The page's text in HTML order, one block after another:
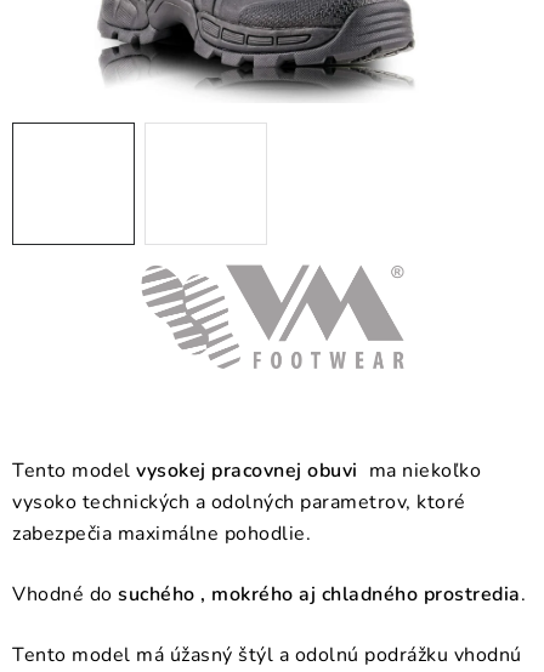
KONTAKT
Často kladené otázky
INFORMÁCIE PRE ZÁKAZNÍKOV
Tento model vysokej pracovnej obuvi ma niekoľko
vysoko technických a odolných parametrov, ktoré
zabezpečia maximálne pohodlie.
Vhodné do suchého , mokrého aj chladného prostredia.
Tento model má úžasný štýl a odolnú podrážku vhodnú